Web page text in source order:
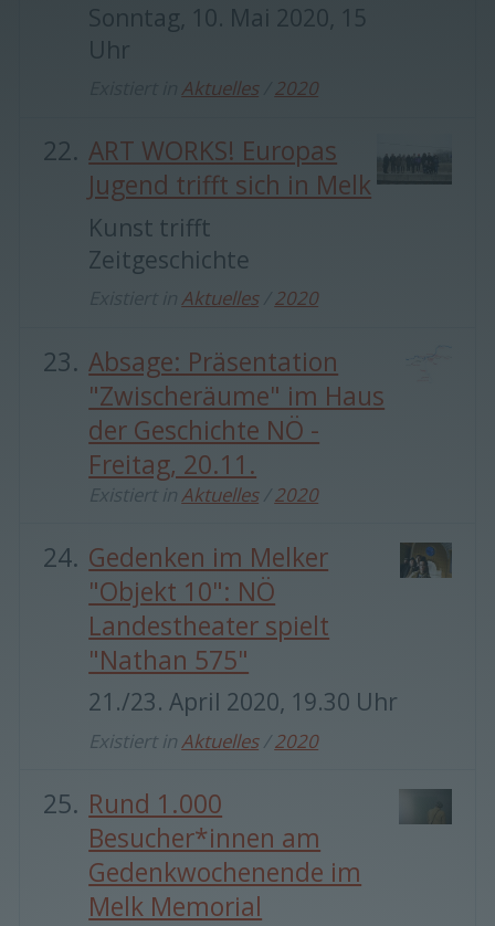
Sonntag, 10. Mai 2020, 15
Uhr
Aktuelles 2020
ART WORKS! Europas
Jugend trifft sich in Melk
Kunst trifft
Zeitgeschichte
Aktuelles 2020
Absage: Präsentation
"Zwischeräume" im Haus
der Geschichte NÖ -
Freitag, 20.11.
Existiert inAktuelles /2020
Gedenken im Melker
"Objekt 10": NÖ
Landestheater spielt
"Nathan 575"
21./23. April 2020, 19.30 Uhr
Existiert inAktuelles /2020
Rund 1.000
Besucher*innen am
Gedenkwochenende im
Melk Memorial